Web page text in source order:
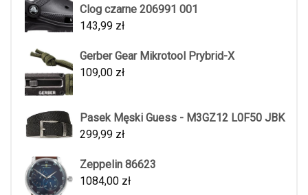
Clog czarne 206991 001
143,99 zł
Gerber Gear Mikrotool Prybrid-X
109,00 zł
Pasek Męski Guess - M3GZ12 L0F50 JBK
299,99 zł
Zeppelin 86623
1084,00 zł